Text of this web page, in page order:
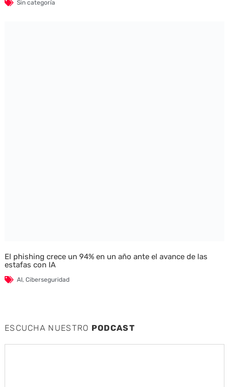
Sin categoría
El phishing crece un 94% en un año ante el avance de las
estafas con IA
AI, Ciberseguridad
ESCUCHA NUESTRO PODCAST